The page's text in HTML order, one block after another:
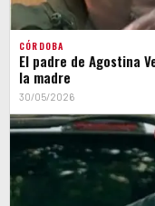
CÓRDOBA
El padre de Agostina
la madre
30/05/2026